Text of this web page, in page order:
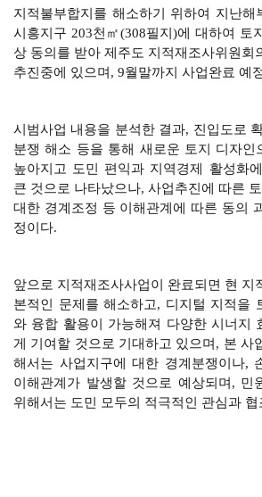
지적불부합지를 해소하기 위하여 지난해
시흥지구 203천㎡(308필지)에 대하여 토
상 동의를 받아 제주도 지적재조사위원회
추진중에 있으며, 9월말까지 사업완료 예
시범사업 내용을 분석한 결과, 진입도로
분쟁 해소 등을 통해 새로운 토지 디자인
높아지고 도민 편익과 지역경제 활성화
큰 것으로 나타났으나, 사업추진에 따른
대한 경계조정 등 이해관계에 따른 동의
정이다.
앞으로 지적재조사사업이 완료되면 현 지
본적인 문제를 해소하고, 디지털 지적을
와 융합 활용이 가능해져 다양한 시너지
게 기여할 것으로 기대하고 있으며, 본 사
해서는 사업지구에 대한 경계분쟁이나,
이해관계가 발생할 것으로 예상되며, 민
위해서는 도민 모두의 적극적인 관심과